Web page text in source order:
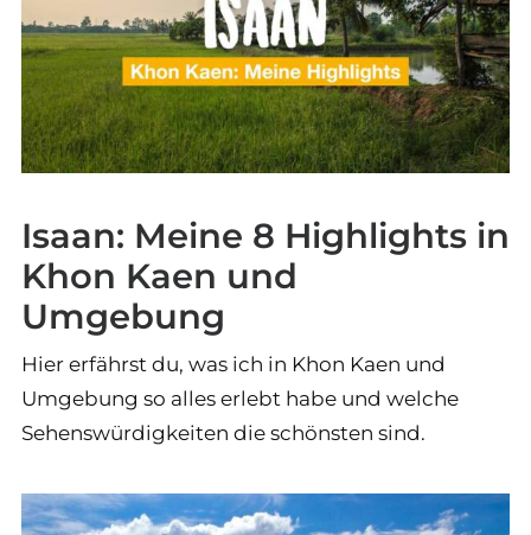
Isaan: Meine 8 Highlights in
Khon Kaen und
Umgebung
Hier erfährst du, was ich in Khon Kaen und
Umgebung so alles erlebt habe und welche
Sehenswürdigkeiten die schönsten sind.